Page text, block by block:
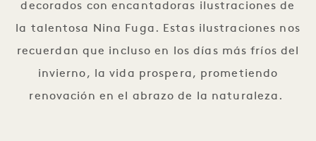
decorados con encantadoras ilustraciones de
la talentosa Nina Fuga. Estas ilustraciones nos
recuerdan que incluso en los días más fríos del
invierno, la vida prospera, prometiendo
renovación en el abrazo de la naturaleza.